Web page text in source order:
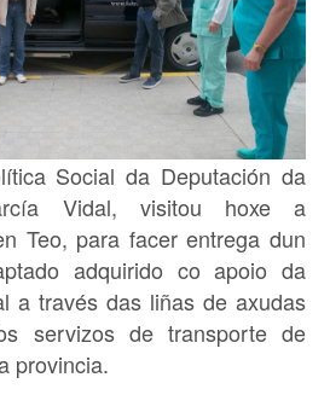
Social da Deputación da
Vidal, visitou hoxe a
Teo, para facer entrega dun
adquirido co apoio da
a través das liñas de axudas
servizos de transporte de
provincia.